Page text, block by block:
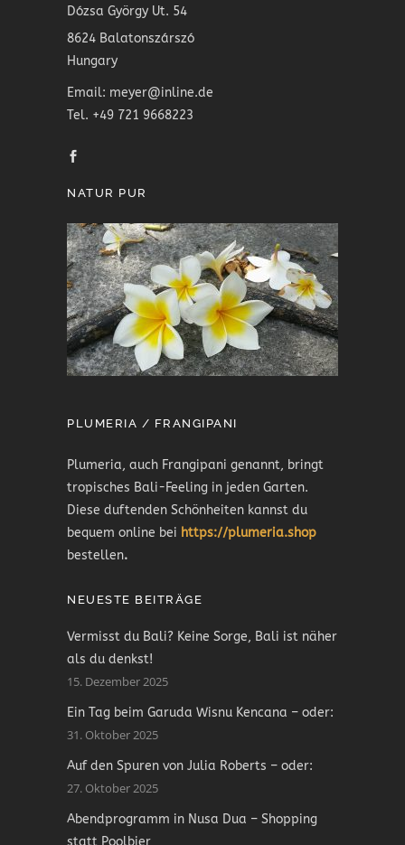
Dózsa György Ut. 54
8624 Balatonszárszó
Hungary
Email: meyer@inline.de
Tel. +49 721 9668223
NATUR PUR
PLUMERIA / FRANGIPANI
Plumeria, auch Frangipani genannt, bringt
tropisches Bali-Feeling in jeden Garten.
Diese duftenden Schönheiten kannst du
bequem online bei https://plumeria.shop
bestellen.
NEUESTE BEITRÄGE
Vermisst du Bali? Keine Sorge, Bali ist näher
als du denkst!
15. Dezember 2025
Ein Tag beim Garuda Wisnu Kencana – oder:
31. Oktober 2025
Auf den Spuren von Julia Roberts – oder:
27. Oktober 2025
Abendprogramm in Nusa Dua – Shopping
statt Poolbier